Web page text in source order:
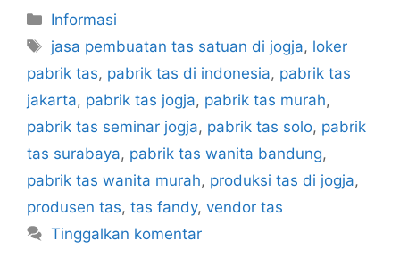
Kategori
Informasi
Tag
jasa pembuatan tas satuan di jogja, loker
pabrik tas, pabrik tas di indonesia, pabrik tas
jakarta, pabrik tas jogja, pabrik tas murah,
pabrik tas seminar jogja, pabrik tas solo, pabrik
tas surabaya, pabrik tas wanita bandung,
pabrik tas wanita murah, produksi tas di jogja,
produsen tas, tas fandy, vendor tas
Tinggalkan komentar